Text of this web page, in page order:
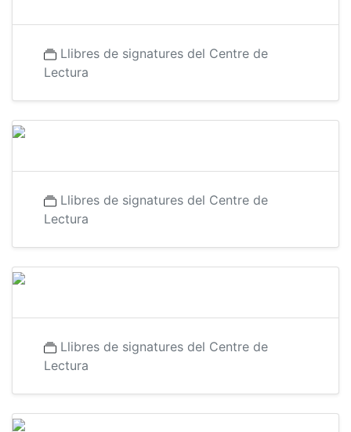
Llibres de signatures del Centre de
Lectura
Llibres de signatures del Centre de
Lectura
Llibres de signatures del Centre de
Lectura